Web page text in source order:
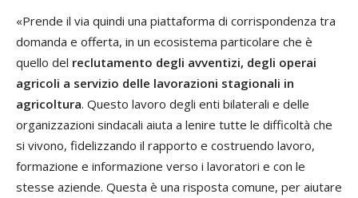
«Prende il via quindi una piattaforma di corrispondenza tra
domanda e offerta, in un ecosistema particolare che è
quello del reclutamento degli avventizi, degli operai
agricoli a servizio delle lavorazioni stagionali in
agricoltura. Questo lavoro degli enti bilaterali e delle
organizzazioni sindacali aiuta a lenire tutte le difficoltà che
si vivono, fidelizzando il rapporto e costruendo lavoro,
formazione e informazione verso i lavoratori e con le
stesse aziende. Questa è una risposta comune, per aiutare